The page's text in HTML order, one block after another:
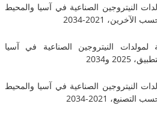
الصناعية في آسيا والمحيط
2034
النيتروجين الصناعية في آسيا
الصناعية في آسيا والمحيط